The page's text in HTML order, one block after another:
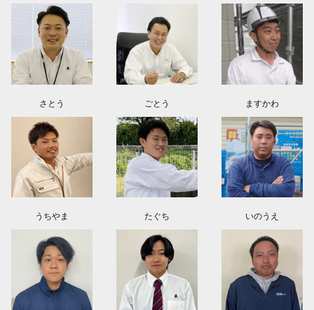
2026.08.03
神奈川県川崎市A様よりお問い合わせ頂きました。ありがとう御座います！
群馬県高崎市E様よりお問い合わせ頂きました。ありがとう御座います！
2026.08.02
東京都練馬区K様よりお問い合わせ頂きました。ありがとう御座います！
さとう ごとう ますかわ
うちやま たぐち いのうえ